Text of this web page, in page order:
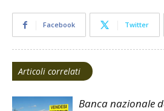
Facebook Twitter
Articoli correlati
Banca nazionale